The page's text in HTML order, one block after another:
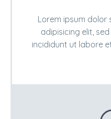
Lorem ipsum dolor
adipisicing elit,
incididunt ut labore